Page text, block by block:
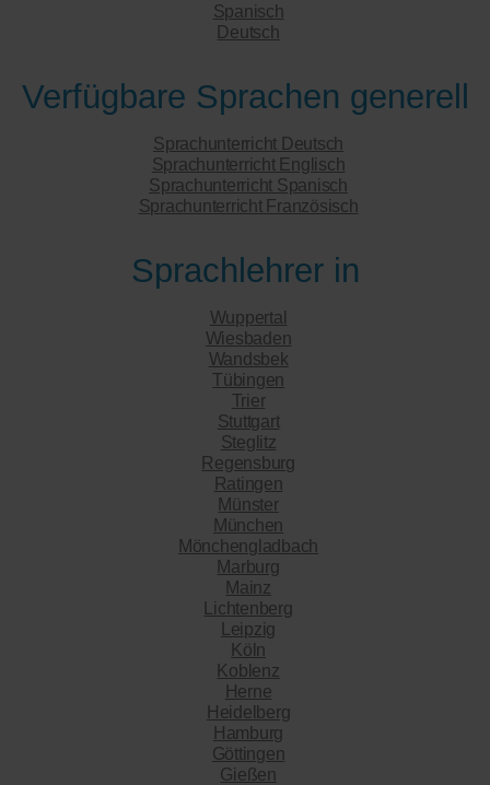
Spanisch
Deutsch
Verfügbare Sprachen generell
Sprachunterricht Deutsch
Sprachunterricht Englisch
Sprachunterricht Spanisch
Sprachunterricht Französisch
Sprachlehrer in
Wuppertal
Wiesbaden
Wandsbek
Tübingen
Trier
Stuttgart
Steglitz
Regensburg
Ratingen
Münster
München
Mönchengladbach
Marburg
Mainz
Lichtenberg
Leipzig
Köln
Koblenz
Herne
Heidelberg
Hamburg
Göttingen
Gießen